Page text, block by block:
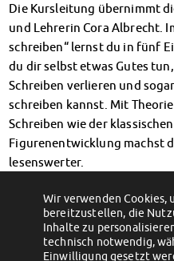
Wohnen
Wohnheime im Überblick
Wohnheime in
Wohnheime in
Wohnheimantrag & -service
MIT einander – FÜR
Wohnheimtutoren
Schadensmeldung
Wohnen-FAQ
Dokumente
AnsprechpartnerInnen
Soziales & Beratung
Sozialberatung
Die Kursleitung übernimmt
und Lehrerin Cora Albrecht.
schreiben“ lernst du in fünf
du dir selbst etwas Gutes
Schreiben verlieren und
schreiben kannst. Mit
Schreiben wie der
Figurenentwicklung machst
lesenswerter.
Hier gehts zur Anmeldung.
Freie Plätze fürs Autogene Training &
Emotionale Kompetenztraining
Wir verwenden Cookies,
bereitzustellen, die
Inhalte zu
technisch notwendig,
Einwilligung gesetzt